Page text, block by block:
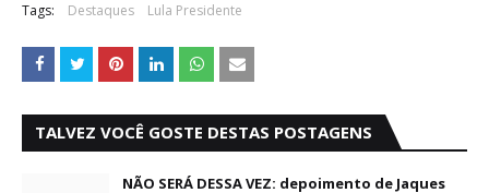
Tags: Destaques Lula Presidente
TALVEZ VOCÊ GOSTE DESTAS POSTAGENS
NÃO SERÁ DESSA VEZ: depoimento de Jaques